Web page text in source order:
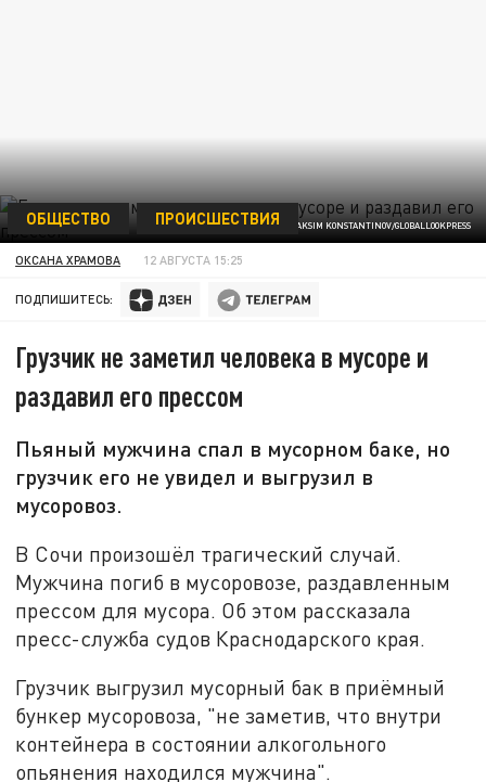
ФОТО: MAKSIM KONSTANTINOV/GLOBALLOOKPRESS
ОБЩЕСТВО ПРОИСШЕСТВИЯ
ОКСАНА ХРАМОВА 12 АВГУСТА 15:25
ПОДПИШИТЕСЬ:
Грузчик не заметил человека в мусоре и
раздавил его прессом
Пьяный мужчина спал в мусорном баке, но
грузчик его не увидел и выгрузил в
мусоровоз.
В Сочи произошёл трагический случай.
Мужчина погиб в мусоровозе, раздавленным
прессом для мусора. Об этом рассказала
пресс-служба судов Краснодарского края.
Грузчик выгрузил мусорный бак в приёмный
бункер мусоровоза, "не заметив, что внутри
контейнера в состоянии алкогольного
опьянения находился мужчина".